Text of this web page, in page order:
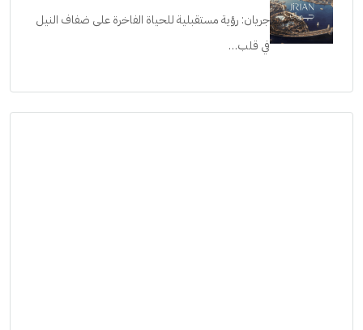
جريان: رؤية مستقبلية للحياة الفاخرة على ضفاف النيل
في قلب…